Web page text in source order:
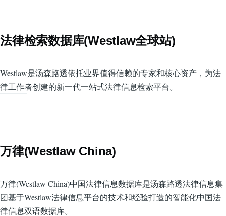
法律检索数据库(Westlaw全球站)
Westlaw是汤森路透依托业界值得信赖的专家和核心资产，为法
律工作者创建的新一代一站式法律信息检索平台。
万律(Westlaw China)
万律(Westlaw China)中国法律信息数据库是汤森路透法律信息集
团基于Westlaw法律信息平台的技术和经验打造的智能化中国法
律信息双语数据库。